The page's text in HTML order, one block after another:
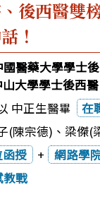
後西醫雙
！
國醫藥大學學士
山大學學士後西醫
中正生醫畢
在
(陳宗德) 、 梁傑(
授
+
網路學
教戰